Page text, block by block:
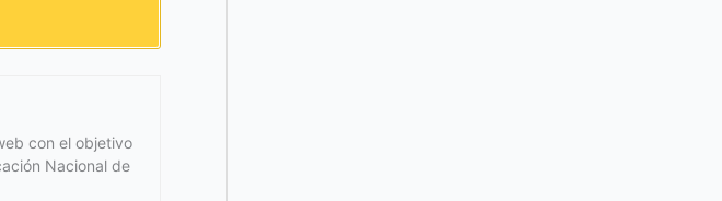
con el objetivo
Nacional de